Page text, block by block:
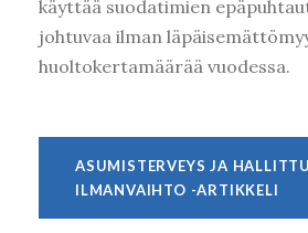
käyttää suodatimien
johtuvaa ilman
huoltokertamäärää vuodessa.
ASUMISTERVEYS JA HALLITTU
ILMANVAIHTO -ARTIKKELI